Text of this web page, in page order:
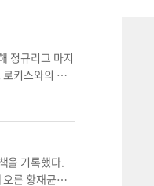
정규리그 마지
감
을 기록했다.